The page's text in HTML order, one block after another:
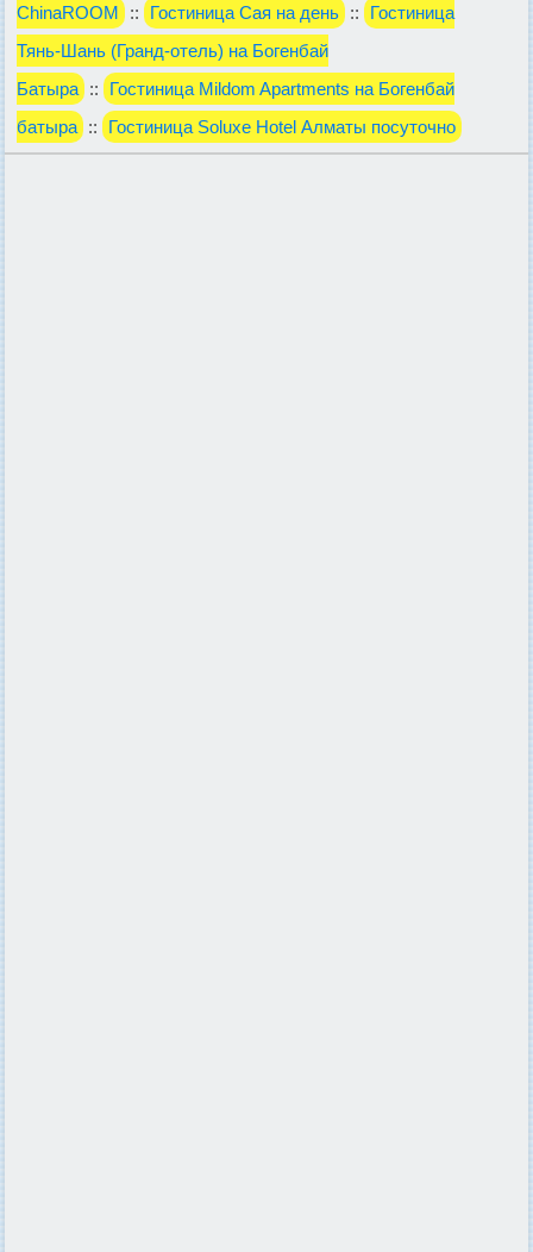
ChinaROOM
:: Гостиница Сая на день ::
Гостиница
Тянь-Шань (Гранд-отель) на Богенбай
Батыра ::
Гостиница Mildom Apartments на Богенбай
батыра :: Гостиница Soluxe Hotel Алматы посуточно